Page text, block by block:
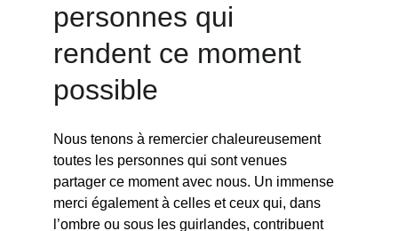
personnes qui
rendent ce moment
possible
Nous tenons à remercier chaleureusement
toutes les personnes qui sont venues
partager ce moment avec nous. Un immense
merci également à celles et ceux qui, dans
l’ombre ou sous les guirlandes, contribuent